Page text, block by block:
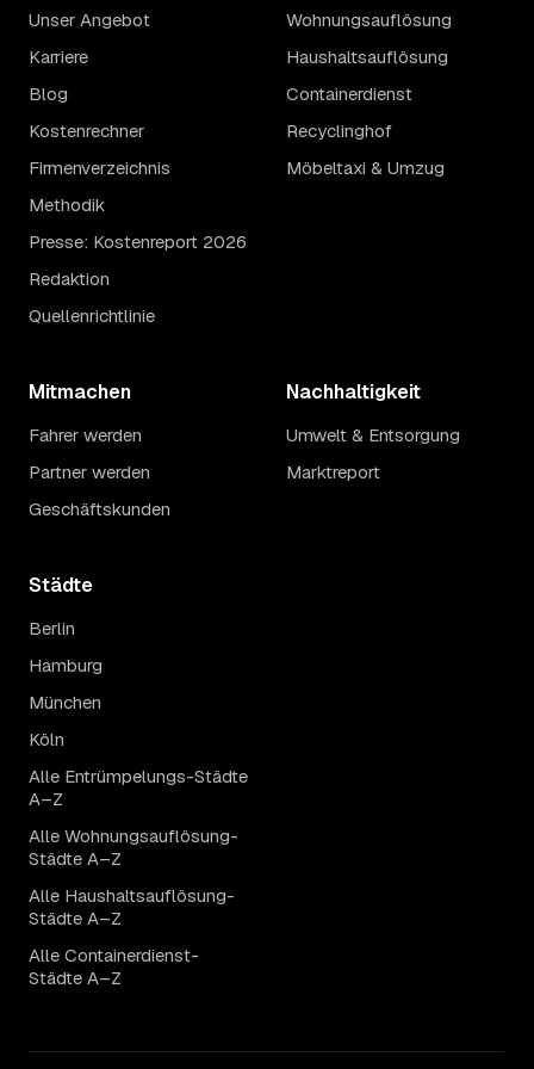
Unser Angebot
Karriere
Blog
Kostenrechner
Firmenverzeichnis
Methodik
Presse: Kostenreport 2026
Redaktion
Quellenrichtlinie
Wohnungsauflösung
Haushaltsauflösung
Containerdienst
Recyclinghof
Möbeltaxi & Umzug
Mitmachen
Fahrer werden
Partner werden
Geschäftskunden
Nachhaltigkeit
Umwelt & Entsorgung
Marktreport
Städte
Berlin
Hamburg
München
Köln
Alle Entrümpelungs-Städte
A–Z
Alle Wohnungsauflösung-
Städte A–Z
Alle Haushaltsauflösung-
Städte A–Z
Alle Containerdienst-
Städte A–Z